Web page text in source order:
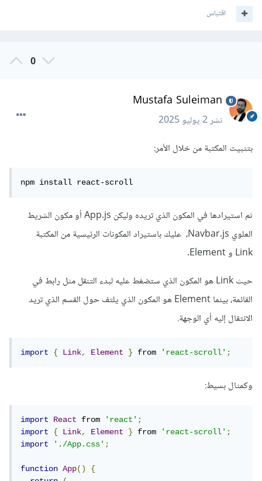
اقتباس
0
Mustafa Suleiman
نشر2 يوليو 2025
بتثبيت المكتبة من خلال الأمر:
npm install react-scroll
ثم استيرادها في المكون الذي تريده وليكن App.js أو مكون الشريط
العلوي Navbar.js، عليك باستيراد المكونات الرئيسية من المكتبة
Link و Element.
حيث Link هو المكون الذي ستضغط عليه لبدء التنقل مثل رابط في
القائمة، بينما Element هو المكون الذي يلتف حول القسم الذي تريد
الانتقال إليه أي الوجهة.
import { Link, Element } from 'react-scroll';
وكمثال بسيط:
import React from 'react';
import
{ Link, Element } from 'react-scroll';
import
'./App.css';
function App()
{